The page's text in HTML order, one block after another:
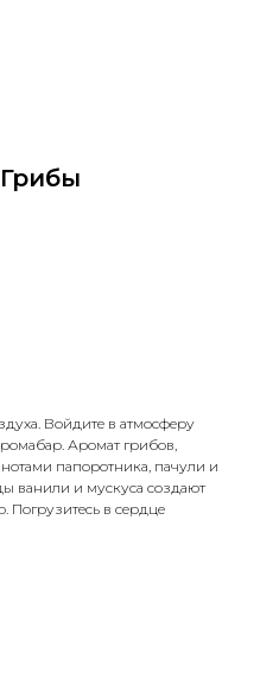
Войдите в атмосферу
Аромат грибов,
папоротника, пачули и
ванили и мускуса создают
в сердце